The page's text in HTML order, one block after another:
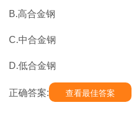
B.高合金钢
C.中合金钢
D.低合金钢
正确答案: 查看最佳答案